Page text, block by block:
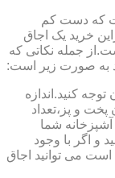
که دست کم
خرید یک اجاق
جمله نکاتی که
به صورت زیر است:
توجه کنید.اندازه
و پز،تعداد
آشپزخانه شما
و اگر با وجود
می توانید اجاق